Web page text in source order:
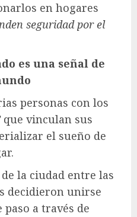
en hogares
seguridad por el
es una señal de
personas con los
que vinculan sus
el sueño de
la ciudad entre las
decidieron unirse
a través de